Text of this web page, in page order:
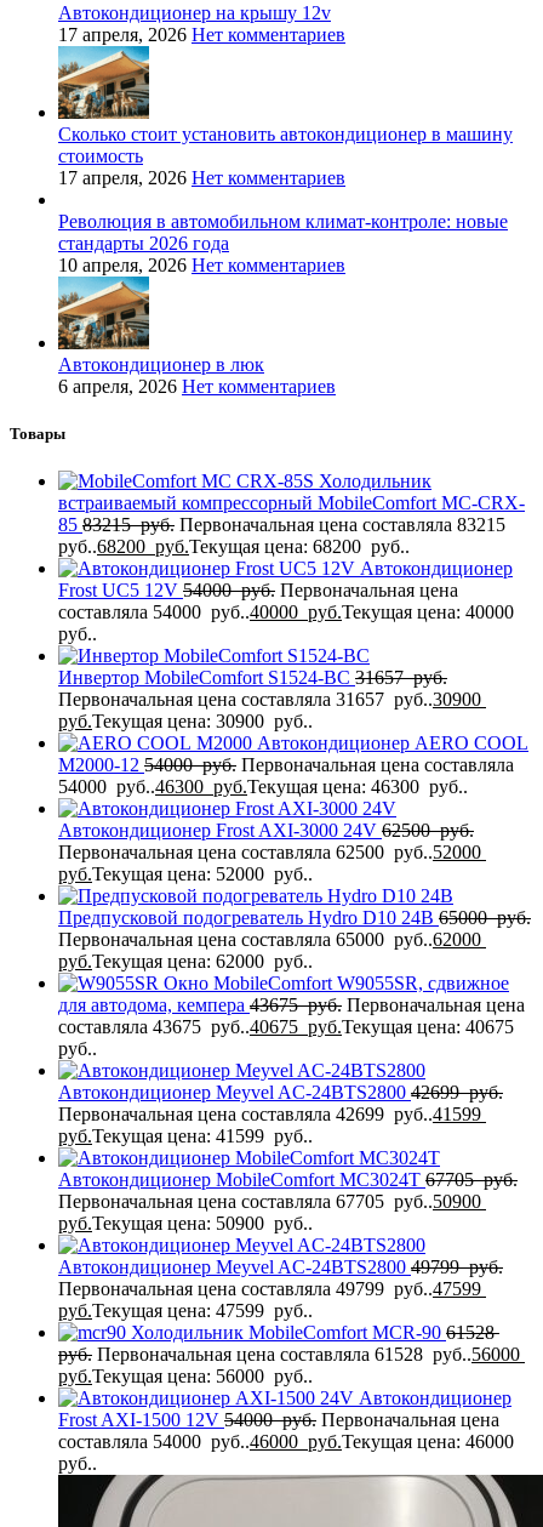
Автокондиционер на крышу 12v
17 апреля, 2026 Нет комментариев
Сколько стоит установить автокондиционер в машину
стоимость
17 апреля, 2026 Нет комментариев
Революция в автомобильном климат-контроле: новые
стандарты 2026 года
10 апреля, 2026 Нет комментариев
Автокондиционер в люк
6 апреля, 2026 Нет комментариев
Товары
Холодильник
встраиваемый компрессорный MobileComfort MC-CRX-
85 83215руб. Первоначальная цена составляла 83215
руб..68200 руб.Текущая цена: 68200 руб..
Автокондиционер
Frost UC5 12V 54000руб. Первоначальная цена
составляла 54000 руб..40000 руб.Текущая цена: 40000
руб..
Инвертор MobileComfort S1524-BC 31657руб.
Первоначальная цена составляла 31657 руб..30900
руб.Текущая цена: 30900 руб..
Автокондиционер AERO COOL
M2000-12 54000руб. Первоначальная цена составляла
54000 руб..46300 руб.Текущая цена: 46300 руб..
Автокондиционер Frost AXI-3000 24V 62500руб.
Первоначальная цена составляла 62500 руб..52000
руб.Текущая цена: 52000 руб..
Предпусковой подогреватель Hydro D10 24В 65000руб.
Первоначальная цена составляла 65000 руб..62000
руб.Текущая цена: 62000 руб..
Окно MobileComfort W9055SR, сдвижное
для автодома, кемпера 43675руб. Первоначальная цена
составляла 43675 руб..40675 руб.Текущая цена: 40675
руб..
Автокондиционер Meyvel AC-24BTS2800 42699руб.
Первоначальная цена составляла 42699 руб..41599
руб.Текущая цена: 41599 руб..
Автокондиционер MobileComfort MC3024T 67705руб.
Первоначальная цена составляла 67705 руб..50900
руб.Текущая цена: 50900 руб..
Автокондиционер Meyvel AC-24BTS2800 49799руб.
Первоначальная цена составляла 49799 руб..47599
руб.Текущая цена: 47599 руб..
Холодильник MobileComfort MCR-90 61528
руб. Первоначальная цена составляла 61528 руб..56000
руб.Текущая цена: 56000 руб..
Автокондиционер
Frost AXI-1500 12V 54000руб. Первоначальная цена
составляла 54000 руб..46000 руб.Текущая цена: 46000
руб..